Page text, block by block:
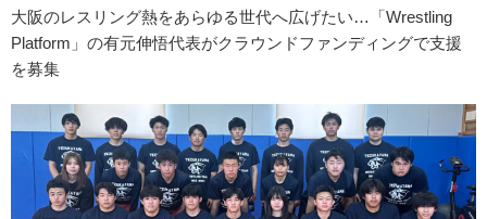
大阪のレスリング熱をあらゆる世代へ広げたい…「Wrestling
Platform」の有元伸悟代表がクラウンドファンディングで支援
を募集